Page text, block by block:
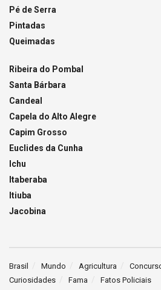
Pé de Serra
Pintadas
Queimadas
Ribeira do Pombal
Santa Bárbara
Candeal
Capela do Alto Alegre
Capim Grosso
Euclides da Cunha
Ichu
Itaberaba
Itiuba
Jacobina
Brasil Mundo Agricultura
Curiosidades
Fama Fatos Policiais